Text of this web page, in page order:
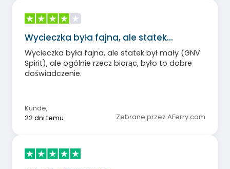
Wycieczka była fajna, ale statek…
Wycieczka była fajna, ale statek był mały (GNV
Spirit), ale ogólnie rzecz biorąc, było to dobre
doświadczenie.
Kunde,
22 dni temu
Zebrane przez AFerry.com